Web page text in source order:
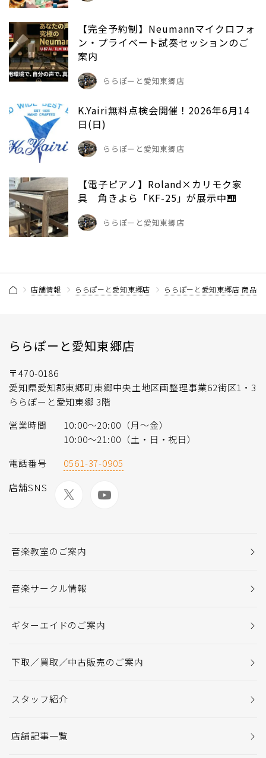
【完全予約制】Neumannマイクロフォ
ン・プライベート試奏セッションのご
案内
ららぽーと愛知東郷店
K.Yairi無料点検会開催！2026年6月14
日(日)
ららぽーと愛知東郷店
【電子ピアノ】Roland×カリモク家
具 角きよら「KF-25」が展示中🎹
ららぽーと愛知東郷店
店舗情報 ららぽーと愛知東郷店 ららぽーと愛知東郷店 商品
ららぽーと愛知東郷店
〒470-0186
愛知県愛知郡東郷町東郷中央土地区画整理事業62街区1・3
ららぽーと愛知東郷 3階
営業時間
10:00～20:00（月～金）
10:00～21:00（土・日・祝日）
電話番号
0561-37-0905
店舗SNS
音楽教室のご案内
音楽サークル情報
ギターエイドのご案内
下取／買取／中古販売のご案内
スタッフ紹介
店舗記事一覧